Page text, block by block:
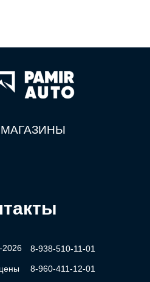
2026 8-938-510-11-01
8-960-411-12-01